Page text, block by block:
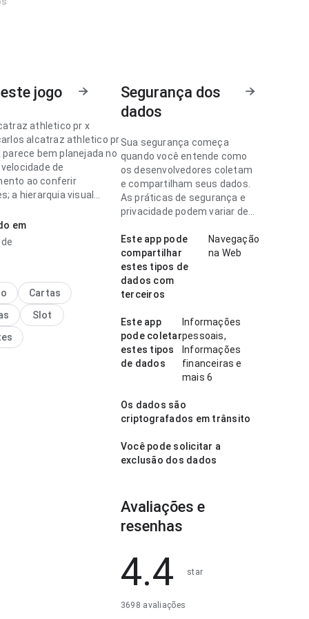
jogo
athletico pr x
alcatraz athletico pr
bem planejada no
de
ao conferir
a hierarquia visual
com uso frequente.
athletico pr x
repetido; a página não
Ajuda quem quer
se vale
em
Cartas
Slot
Segurança dos
dados
Sua segurança começa
quando você entende como
os desenvolvedores coletam
e compartilham seus dados.
As práticas de segurança e
privacidade podem variar de
idade.
Este app pode
compartilhar
estes tipos de
dados com
terceiros
Navegação
na Web
Este app
pode coletar
estes tipos
de dados
Informações
pessoais,
Informações
financeiras e
mais 6
Os dados são
criptografados em trânsito
Você pode solicitar a
exclusão dos dados
Avaliações e
resenhas
4.4 star
3698 avaliações